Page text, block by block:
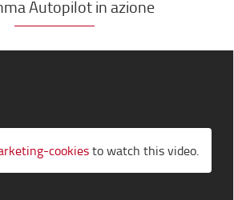
Autopilot in azione
cookiesto watch this video.